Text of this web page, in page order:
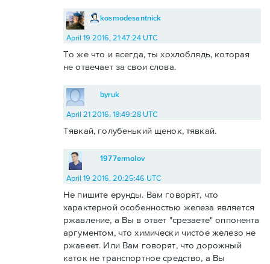
kosmodesantnick
April 19 2016, 21:47:24 UTC
То же что и всегда, ты хохлоблядь, которая
не отвечает за свои слова.
byruk
April 21 2016, 18:49:28 UTC
Тявкай, голубенький щенок, тявкай.
1977ermolov
April 19 2016, 20:25:46 UTC
Не пишите ерунды. Вам говорят, что
характерной особенностью железа является
ржавление, а Вы в ответ "срезаете" оппонента
аргументом, что химически чистое железо не
ржавеет. Или Вам говорят, что дорожный
каток не транспортное средство, а Вы